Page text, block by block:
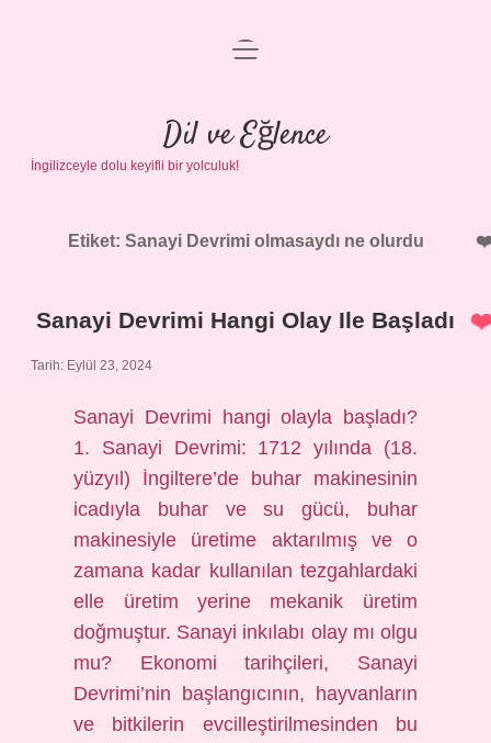
Anasayfa
Gizlilik Politikası
Yasal Uyarı
menüyü
Dil ve Eğlence
İngilizceyle dolu keyifli bir yolculuk!
Etiket: Sanayi Devrimi olmasaydı ne olurdu
Sanayi Devrimi Hangi Olay Ile Başladı
Tarih: Eylül 23, 2024
Sanayi Devrimi hangi olayla başladı?
1. Sanayi Devrimi: 1712 yılında (18.
yüzyıl) İngiltere’de buhar makinesinin
icadıyla buhar ve su gücü, buhar
makinesiyle üretime aktarılmış ve o
zamana kadar kullanılan tezgahlardaki
elle üretim yerine mekanik üretim
doğmuştur. Sanayi inkılabı olay mı olgu
mu? Ekonomi tarihçileri, Sanayi
Devrimi’nin başlangıcının, hayvanların
ve bitkilerin evcilleştirilmesinden bu